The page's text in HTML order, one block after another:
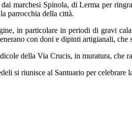
marchesi Spinola, di Lerma per
parrocchia della città.
in particolare in periodi di gravi
con doni e dipinti artigianali, che
della Via Crucis, in muratura, che
si riunisce al Santuario per celebrare